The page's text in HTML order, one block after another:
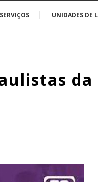
SERVIÇOS UNIDADES DE